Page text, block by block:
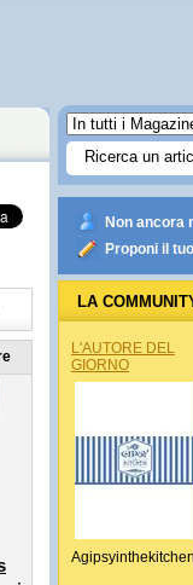
Non ancora
Proponi il
LA
L'AUTORE DEL
GIORNO
Agipsyinthekitchen